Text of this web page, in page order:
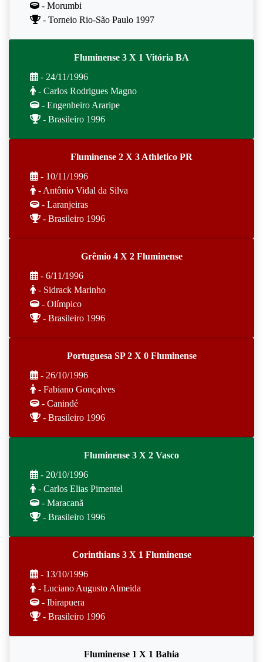
- Morumbi
- Torneio Rio-São Paulo 1997
Fluminense 3 X 1 Vitória BA
- 24/11/1996
- Carlos Rodrigues Magno
- Engenheiro Araripe
- Brasileiro 1996
Fluminense 2 X 3 Athletico PR
- 10/11/1996
- Antônio Vidal da Silva
- Laranjeiras
- Brasileiro 1996
Grêmio 4 X 2 Fluminense
- 6/11/1996
- Sidrack Marinho
- Olímpico
- Brasileiro 1996
Portuguesa SP 2 X 0 Fluminense
- 26/10/1996
- Fabiano Gonçalves
- Canindé
- Brasileiro 1996
Fluminense 3 X 2 Vasco
- 20/10/1996
- Carlos Elias Pimentel
- Maracanã
- Brasileiro 1996
Corinthians 3 X 1 Fluminense
- 13/10/1996
- Luciano Augusto Almeida
- Ibirapuera
- Brasileiro 1996
Fluminense 1 X 1 Bahia